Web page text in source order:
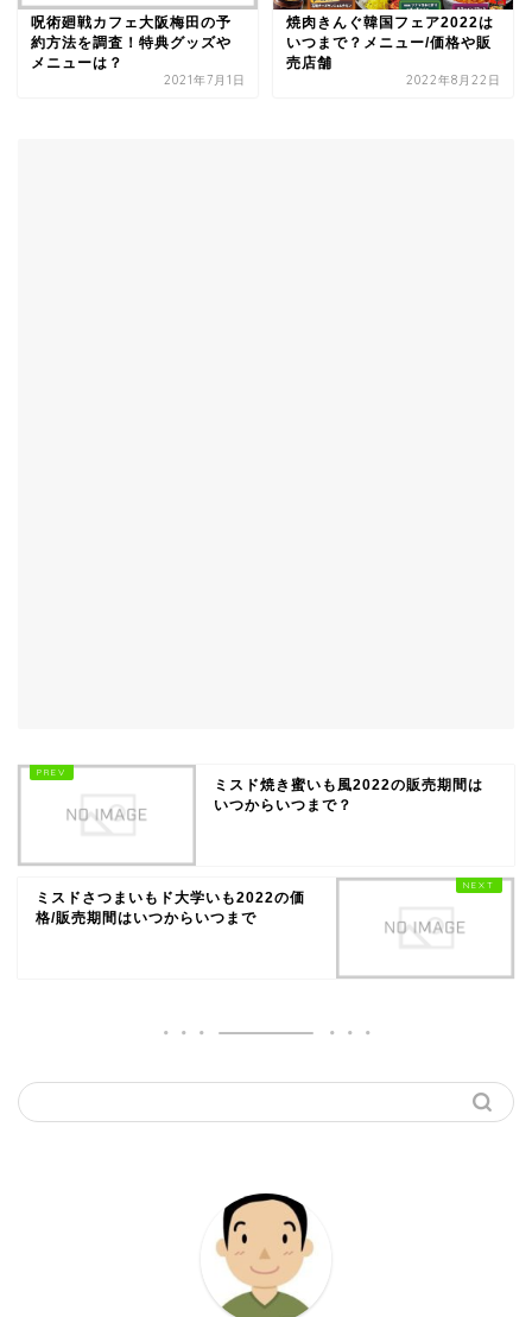
呪術廻戦カフェ大阪梅田の予
約方法を調査！特典グッズや
メニューは？
2021年7月1日
焼肉きんぐ韓国フェア2022は
いつまで？メニュー/価格や販
売店舗
2022年8月22日
ミスド焼き蜜いも風2022の販売期間は
いつからいつまで？
ミスドさつまいもド大学いも2022の価
格/販売期間はいつからいつまで